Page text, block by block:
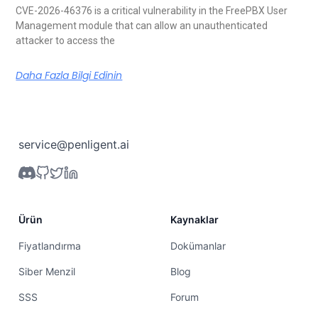
CVE-2026-46376 is a critical vulnerability in the FreePBX User
Management module that can allow an unauthenticated
attacker to access the
Daha Fazla Bilgi Edinin
service@penligent.ai
Ürün
Fiyatlandırma
Siber Menzil
SSS
Kaynaklar
Dokümanlar
Blog
Forum